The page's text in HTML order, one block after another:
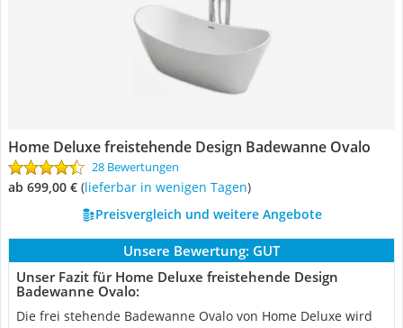
Home Deluxe freistehende Design Badewanne Ovalo
28 Bewertungen
ab 699,00 € ( Lieferbar in wenigen Tagen)
Preisvergleich und weitere Angebote
Unsere Bewertung: GUT
Unser Fazit für Home Deluxe freistehende Design
Badewanne Ovalo:
Die frei stehende Badewanne Ovalo von Home Deluxe wird